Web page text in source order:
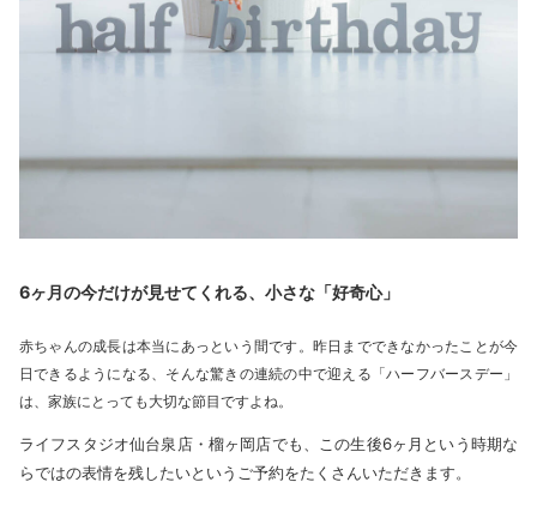
6ヶ月の今だけが見せてくれる、小さな「好奇心」
赤ちゃんの成長は本当にあっという間です。昨日までできなかったことが今
日できるようになる、そんな驚きの連続の中で迎える「ハーフバースデー」
は、家族にとっても大切な節目ですよね。
ライフスタジオ仙台泉店・榴ヶ岡店でも、この生後6ヶ月という時期な
らではの表情を残したいというご予約をたくさんいただきます。